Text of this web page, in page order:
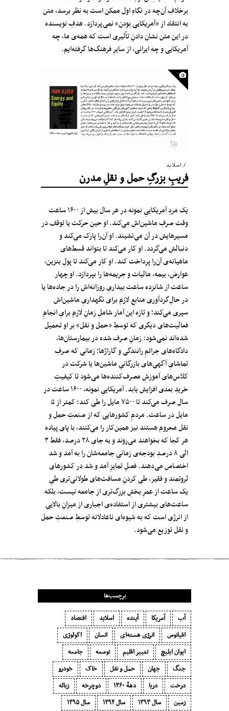
برخلافِ آن‌چه در نگاهِ اول ممکن است به نظر برسد، متن
به انتقاد از «آمریکایی بودن» نمی‌پردازد. هدفِ نویسنده
در این متن نشان دادنِ تأثیری است که همه‌ی ما، چه
آمریکایی و چه ایرانی، از سایرِ فرهنگ‌ها گرفته‌ایم.
اسلاید
فریبِ بزرگِ حمل و نقلِ مدرن
یک مردِ آمریکاییِ نمونه در هر سال بیش از ۱۶۰۰ ساعت
وقت صرفِ ماشین‌اش می‌کند. او حین حرکت یا توقف در
مسیرهایش در آن می‌نشیند. او آن‌را پارک می‌کند و
دنبالش می‌گردد. او کار می‌کند تا بتواند قسط‌های
ماهیانه‌ی آن‌را پرداخت کند. او کار می‌کند تا پولِ بنزین،
عوارض، بیمه، مالیات و جریمه‌ها را بپردازد. او چهار
ساعت از شانزده ساعت بیداری‌ِ روزانه‌اش را در جاده‌ها یا
در حالِ‌گردآوری منابعِ لازم برای نگهداریِ ماشین‌اش
سپری می‌کند؛ و تازه این آمار شاملِ زمانِ لازم برایِ انجامِ
فعالیت‌های دیگری که توسطِ «حمل و نقل» بر او تحمیل
شده‌اند نمی‌شود: زمانِ صرف شده در بیمارستان‌ها،
دادگاه‌های جرائمِ رانندگی و گاراژها؛ زمانی که صرفِ
تماشایِ آگهی‌های بازرگانیِ ماشین‌ها یا شرکت در
کلاس‌های آموزشِ مصرف‌کننده‌ها می‌شود تا کیفیتِ
خریدِ بعدی‌ افزایش یابد. آمریکاییِ نمونه، ۱۶۰۰ ساعت در
سال صرف می‌کند تا ۷۵۰۰ مایل را طی کند: کمتر از ۵
مایل در ساعت. مردمِ کشورهایی که از صنعتِ حمل و
نقل محروم هستند نیز همین‌کار را می‌کنند، با پای پیاده
هر کجا که بخواهند می‌روند و به جایِ ۲۸ درصد، فقط ۳
الی ۸ درصدِ بودجه‌ی زمانیِ جامعه‌شان را به آمد و شد
اختصاص می‌دهند. فصلِ تمایزِ آمد و شد در کشورهای
ثروتمند و فقیر، طی کردنِ مسافت‌های طولانی‌تری طیِ
یک ساعت از عمرِ بخشِ بزرگ‌تری از جامعه نیست،‌ بلکه
ساعت‌های بیشتری از استفاده‌ی اجباری از میزانِ بالایی
از انرژی است که به شیوه‌ای ناعادلانه توسطِ صنعتِ حمل
و نقل توزیع می‌شود.
برچسب‌ها
آب آمریکا آینده اسلاید
اقتصاد
اقیانوس
انرژی هسته‌ای انسان
اکولوژی
ایوان ایلیچ
تغییر اقلیم توسعه
جامعه
جنگ
جهان حمل و نقل خاک
خودرو
درخت
دریا دههٔ ۱‍۳۶۰ دوچرخه
زباله
زمین
سال ۱۳۹۳ سال ۱۳۹۴ سال ۱۳۹۵